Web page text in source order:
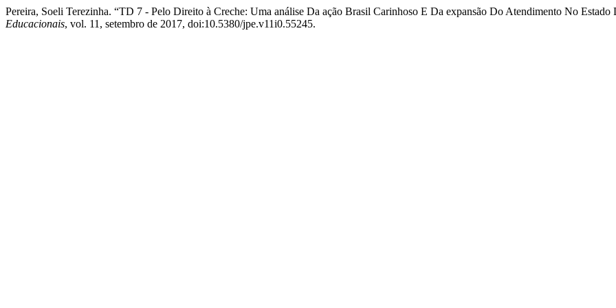
Pereira, Soeli Terezinha. “TD 7 - Pelo Direito à Creche: Uma análise Da ação Brasil Carinhoso E Da expansão Do Atendimento No
Educacionais, vol. 11, setembro de 2017, doi:10.5380/jpe.v11i0.55245.